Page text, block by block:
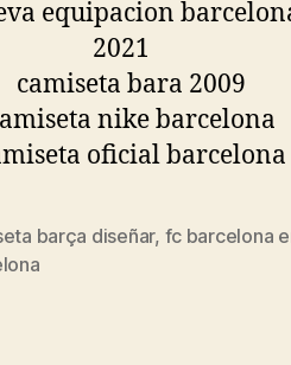
barça diseñar, fc barcelona